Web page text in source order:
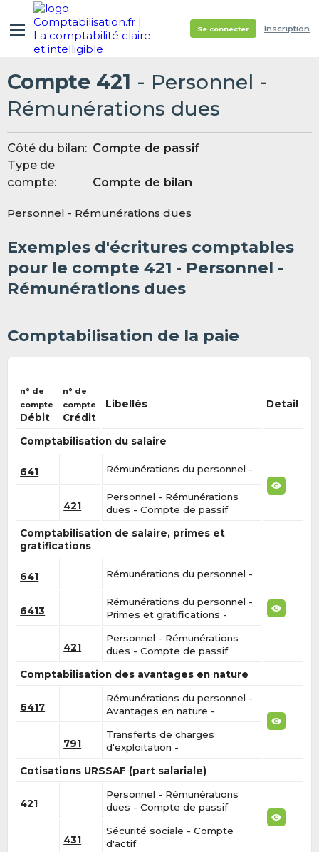
Se connecter Inscription
Compte 421 - Personnel -
Rémunérations dues
Côté du bilan: Compte de passif
Type de
compte:
Compte de bilan
Personnel - Rémunérations dues
Exemples d'écritures comptables
pour le compte 421 - Personnel -
Rémunérations dues
Comptabilisation de la paie
n° de
compte
Débit
n° de
compte
Crédit
Libellés Detail
Comptabilisation du salaire
641 Rémunérations du personnel -
421
Personnel - Rémunérations
dues - Compte de passif
Comptabilisation de salaire, primes et
gratifications
641 Rémunérations du personnel -
6413
Rémunérations du personnel -
Primes et gratifications -
421
Personnel - Rémunérations
dues - Compte de passif
Comptabilisation des avantages en nature
6417
Rémunérations du personnel -
Avantages en nature -
791
Transferts de charges
d'exploitation -
Cotisations URSSAF (part salariale)
421
Personnel - Rémunérations
dues - Compte de passif
431
Sécurité sociale - Compte
d'actif